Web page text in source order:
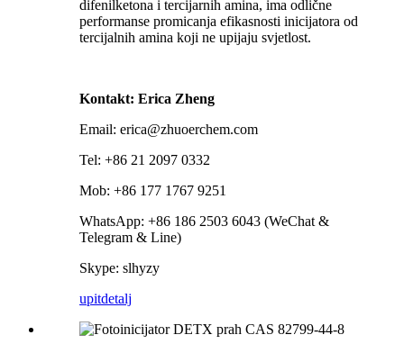
difenilketona i tercijarnih amina, ima odlične
performanse promicanja efikasnosti inicijatora od
tercijalnih amina koji ne upijaju svjetlost.
Kontakt: Erica Zheng
Email: erica@zhuoerchem.com
Tel: +86 21 2097 0332
Mob: +86 177 1767 9251
WhatsApp: +86 186 2503 6043 (WeChat &
Telegram & Line)
Skype: slhyzy
upitdetalj